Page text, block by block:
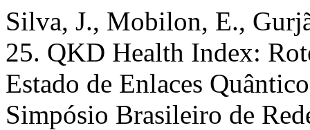
Silva, J., Mobilon, E.,
25. QKD Health Index:
Estado de Enlaces
Simpósio Brasileiro de